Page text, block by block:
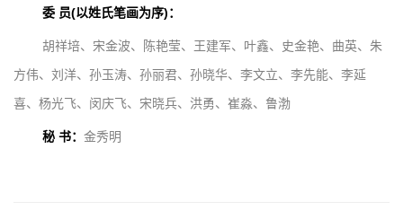
委 员(以姓氏笔画为序)：
胡祥培、宋金波、陈艳莹、王建军、叶鑫、史金艳、曲英、朱
方伟、刘洋、孙玉涛、孙丽君、孙晓华、李文立、李先能、李延
喜、杨光飞、闵庆飞、宋晓兵、洪勇、崔淼、鲁渤
秘 书： 金秀明